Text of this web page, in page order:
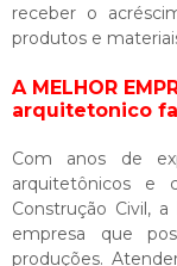
receber o
produtos e
A MELHOR
arquitetonico
Com anos de
arquitetônicos e
Construção Civil,
empresa que
produções.